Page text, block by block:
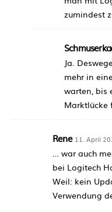
zumindest
Ja.
mehr in
warten, bis
Marktlücke
Rene 11. April
… war auch
bei Logitech
Weil: kein
Verwendung